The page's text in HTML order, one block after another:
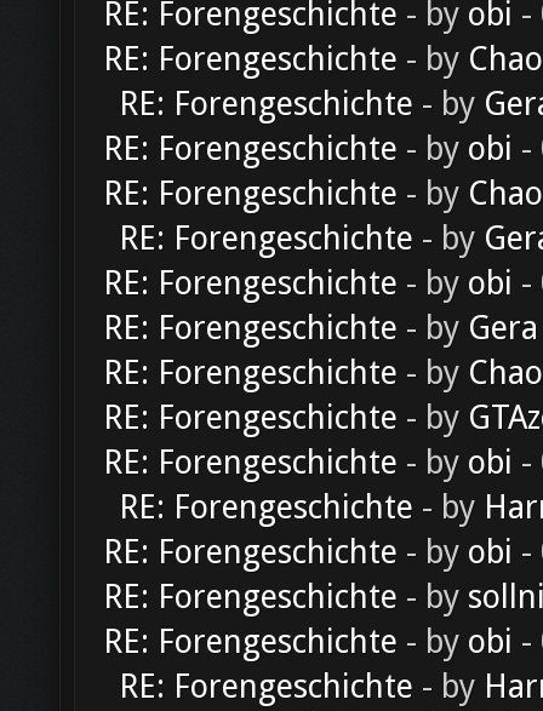
RE: Forengeschichte - by obi -
RE: Forengeschichte - by
RE: Forengeschichte - by
RE: Forengeschichte - by obi -
RE: Forengeschichte - by
RE: Forengeschichte - by
RE: Forengeschichte - by obi -
RE: Forengeschichte - by Gera
RE: Forengeschichte - by
RE: Forengeschichte - by
RE: Forengeschichte - by obi -
RE: Forengeschichte - by
RE: Forengeschichte - by obi -
RE: Forengeschichte - by
RE: Forengeschichte - by obi -
RE: Forengeschichte - by